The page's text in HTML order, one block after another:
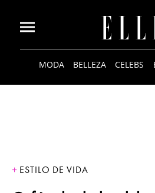
MODA BELLEZA CELEBS
ESTILO DE VIDA